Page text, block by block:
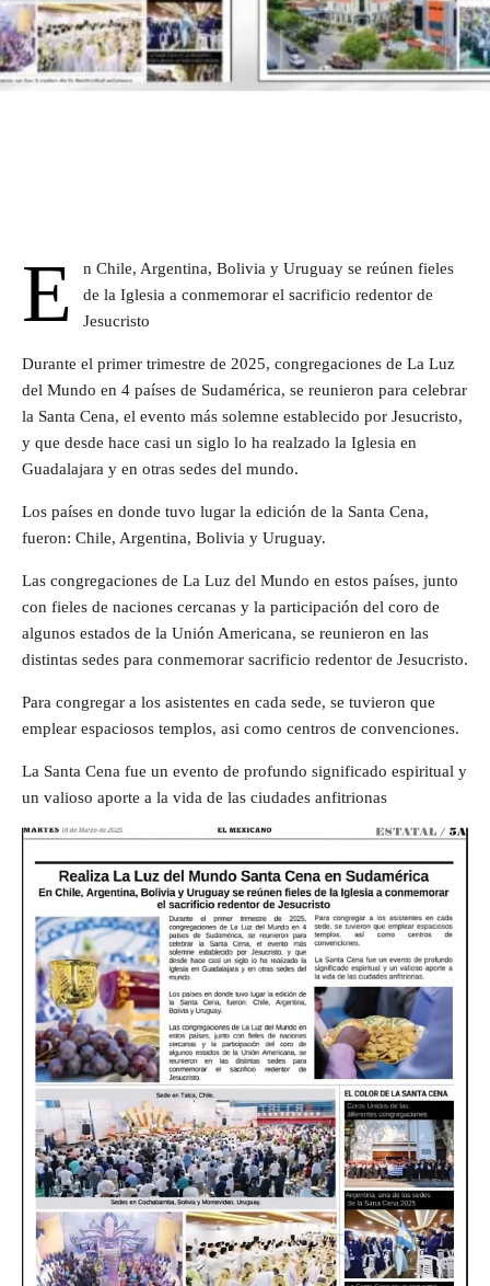
E
n Chile, Argentina, Bolivia y Uruguay se reúnen fieles
de la Iglesia a conmemorar el sacrificio redentor de
Jesucristo
Durante el primer trimestre de 2025, congregaciones de La Luz
del Mundo en 4 países de Sudamérica, se reunieron para celebrar
la Santa Cena, el evento más solemne establecido por Jesucristo,
y que desde hace casi un siglo lo ha realzado la Iglesia en
Guadalajara y en otras sedes del mundo.
Los países en donde tuvo lugar la edición de la Santa Cena,
fueron: Chile, Argentina, Bolivia y Uruguay.
Las congregaciones de La Luz del Mundo en estos países, junto
con fieles de naciones cercanas y la participación del coro de
algunos estados de la Unión Americana, se reunieron en las
distintas sedes para conmemorar sacrificio redentor de Jesucristo.
Para congregar a los asistentes en cada sede, se tuvieron que
emplear espaciosos templos, asi como centros de convenciones.
La Santa Cena fue un evento de profundo significado espiritual y
un valioso aporte a la vida de las ciudades anfitrionas